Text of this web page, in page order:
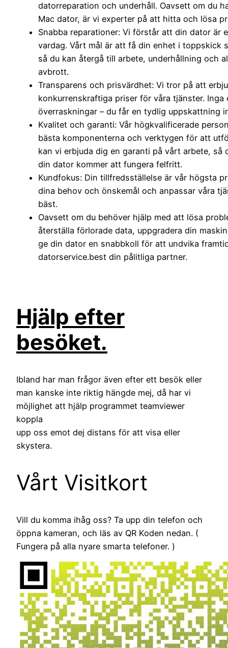
datorreparation och underhåll. Oavsett om du
Mac dator, är vi experter på att hitta och lösa
Snabba reparationer: Vi förstår att din dator är
vardag. Vårt mål är att få din enhet i toppskick
så du kan återgå till arbete, underhållning och
avbrott.
Transparens och prisvärdhet: Vi tror på att
konkurrenskraftiga priser för våra tjänster. Inga
överraskningar – du får en tydlig uppskattning
Kvalitet och garanti: Vår högkvalificerade
bästa komponenterna och verktygen för att
kan vi erbjuda dig en garanti på vårt arbete, så
din dator kommer att fungera felfritt.
Kundfokus: Din tillfredsställelse är vår högsta
dina behov och önskemål och anpassar våra
bäst.
Oavsett om du behöver hjälp med att lösa
återställa förlorade data, uppgradera din
ge din dator en snabbkoll för att undvika
datorservice.best din pålitliga partner.
Hjälp efter
besöket.
Ibland har man frågor även efter ett besök eller
man kanske inte riktig hängde mej, då har vi
möjlighet att hjälp programmet teamviewer
koppla
upp oss emot dej distans för att visa eller
skystera.
Vårt Visitkort
Vill du komma ihåg oss? Ta upp din telefon och
öppna kameran, och läs av QR Koden nedan. (
Fungera på alla nyare smarta telefoner. )